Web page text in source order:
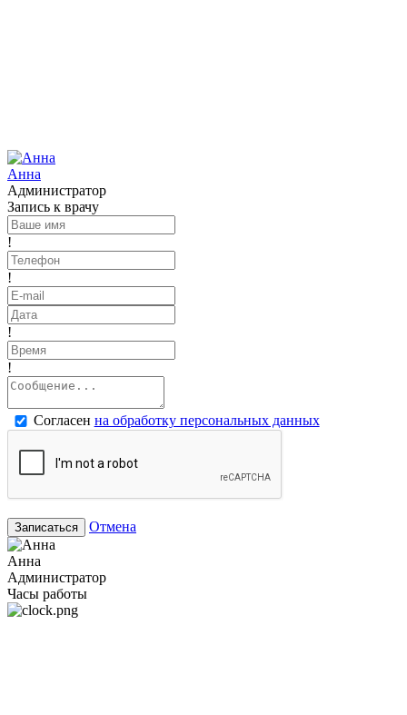
Анна
Администратор
Запись к врачу
!
!
!
!
Согласен на обработку персональных данных
Записаться Отмена
Анна
Администратор
Часы работы